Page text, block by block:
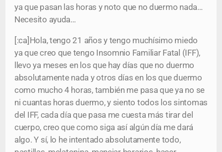
ya que pasan las horas y noto que no duermo nada…
Necesito ayuda…
[:ca]Hola, tengo 21 años y tengo muchísimo miedo
ya que creo que tengo Insomnio Familiar Fatal (IFF),
llevo ya meses en los que hay días que no duermo
absolutamente nada y otros días en los que duermo
como mucho 4 horas, también me pasa que ya no se
ni cuantas horas duermo, y siento todos los sintomas
del IFF, cada día que pasa me cuesta más tirar del
cuerpo, creo que como siga así algún día me dará
algo. Y sí, lo he intentado absolutamente todo,